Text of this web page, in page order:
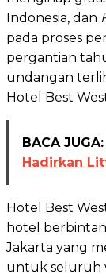
Indonesia, dan
pada proses
pergantian
undangan
Hotel Best
BACA JUGA:
Hadirkan
Hotel Best
hotel
Jakarta yang
untuk seluruh